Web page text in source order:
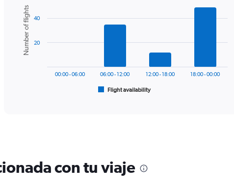
chart
with
bars.
The
chart
has
Chart
graphic.
Number of flights
Flight availability
00:00 - 06:00 06:00 - 12:00 12:00 - 18:00 18:00 - 00:00
20
40
con tu viaje